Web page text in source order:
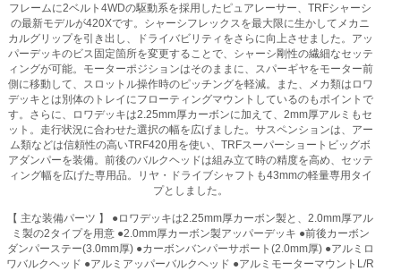
フレームに2ベルト4WDの駆動系を採用したピュアレーサー、TRFシャーシ
の最新モデルが420Xです。シャーシフレックスを最大限に生かしてメカニ
カルグリップを引き出し、ドライバビリティをさらに向上させました。アッ
パーデッキのビス固定箇所を変更することで、シャーシ剛性の繊細なセッテ
ィングが可能。モーターポジションはそのままに、スパーギヤをモーター前
側に移動して、スロットル操作時のピッチングを軽減。また、メカ類はロワ
デッキとは別体のトレイにフローティングマウントしているのもポイントで
す。さらに、ロワデッキは2.25mm厚カーボンに加えて、2mm厚アルミもセ
ット。走行状況に合わせた選択の幅を広げました。サスペンションは、アー
ム類などは信頼性の高いTRF420用を使い、TRFスーパーショートビッグボ
アダンパーを装備。前後のバルクヘッドは組み立て時の精度を高め、セッテ
ィング幅を広げた専用品。リヤ・ドライブシャフトも43mmの軽量専用タイ
プとしました。
【 主な装備パーツ 】 ●ロワデッキは2.25mm厚カーボン製と、2.0mm厚アル
ミ製の2タイプを用意 ●2.0mm厚カーボン製アッパーデッキ ●前後カーボン
ダンパーステー(3.0mm厚) ●カーボンバンパーサポート(2.0mm厚) ●アルミロ
ワバルクヘッド ●アルミアッパーバルクヘッド ●アルミモーターマウントL/R